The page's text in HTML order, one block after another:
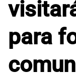
para